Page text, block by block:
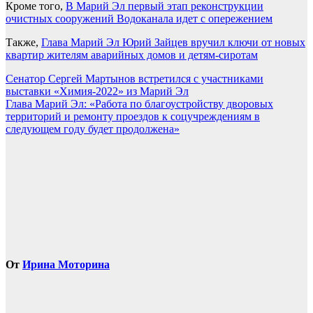
Кроме того, В Марий Эл первый этап реконструкции
очистных сооружений Водоканала идет с опережением
Также, Глава Марий Эл Юрий Зайцев вручил ключи от новых
квартир жителям аварийных домов и детям-сиротам
Навигация
по
записям
Сенатор Сергей Мартынов встретился с участниками
выставки «Химия-2022» из Марий Эл
Глава Марий Эл: «Работа по благоустройству дворовых
территорий и ремонту проездов к соцучреждениям в
следующем году будет продолжена»
От Ирина Моторина